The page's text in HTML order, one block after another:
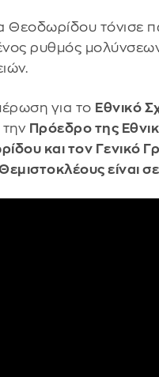
Θεοδωρίδου τόνισε
ρυθμός
για το Εθνικό
Πρόεδρο της
και τον Γενικό
είναι σε